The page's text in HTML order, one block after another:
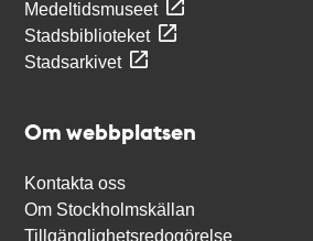
Medeltidsmuseet
Stadsbiblioteket
Stadsarkivet
Om webbplatsen
Kontakta oss
Om Stockholmskällan
Tillgänglighetsredogörelse